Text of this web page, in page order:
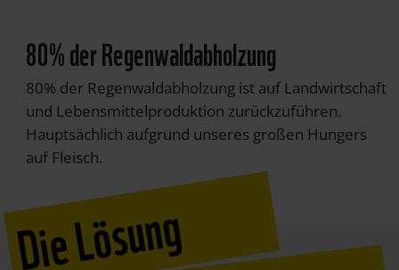
80% der Regenwaldabholzung
80% der Regenwaldabholzung ist auf Landwirtschaft
und Lebensmittelproduktion zurückzuführen.
Hauptsächlich aufgrund unseres großen Hungers
auf Fleisch.
Die Lösung